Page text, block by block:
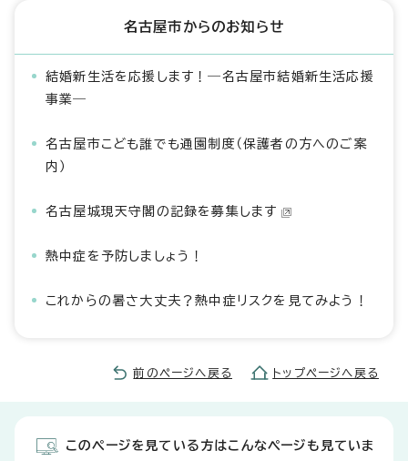
名古屋市からのお知らせ
結婚新生活を応援します！―名古屋市結婚新生活応援
事業―
名古屋市こども誰でも通園制度（保護者の方へのご案
内）
名古屋城現天守閣の記録を募集します
熱中症を予防しましょう！
これからの暑さ大丈夫？熱中症リスクを見てみよう！
前のページへ戻る トップページへ戻る
このページを見ている方はこんなページも見ていま